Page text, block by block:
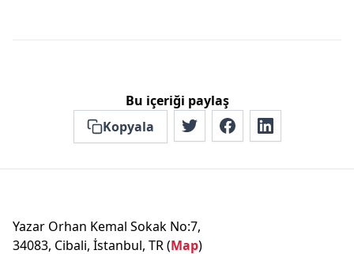
Bu içeriği paylaş
Kopyala
Yazar Orhan Kemal Sokak No:7,
34083, Cibali, İstanbul, TR (Map)